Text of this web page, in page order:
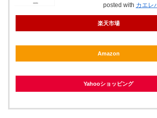
posted with カエレ
楽天市場
Amazon
Yahooショッピング